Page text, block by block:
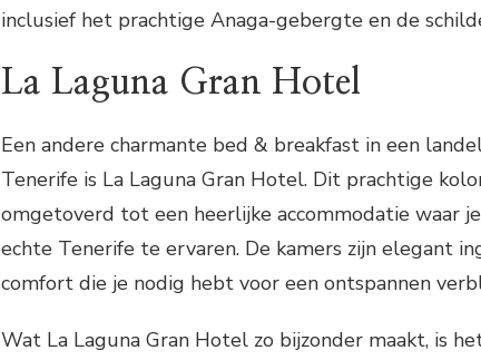
inclusief het prachtige Anaga-gebergte en de
La Laguna Gran Hotel
Een andere charmante bed & breakfast in een
Tenerife is La Laguna Gran Hotel. Dit prachtige
omgetoverd tot een heerlijke accommodatie waar
echte Tenerife te ervaren. De kamers zijn elegant
comfort die je nodig hebt voor een ontspannen
Wat La Laguna Gran Hotel zo bijzonder maakt, is